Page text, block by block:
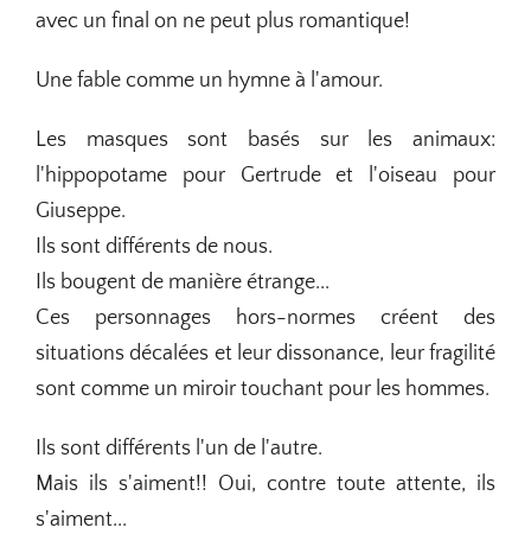
avec un final on ne peut plus romantique!
Une fable comme un hymne à l'amour.
Les masques sont basés sur les animaux:
l'hippopotame pour Gertrude et l'oiseau pour
Giuseppe.
Ils sont différents de nous.
Ils bougent de manière étrange...
Ces personnages hors-normes créent des
situations décalées et leur dissonance, leur fragilité
sont comme un miroir touchant pour les hommes.
Ils sont différents l'un de l'autre.
Mais ils s'aiment!! Oui, contre toute attente, ils
s'aiment...